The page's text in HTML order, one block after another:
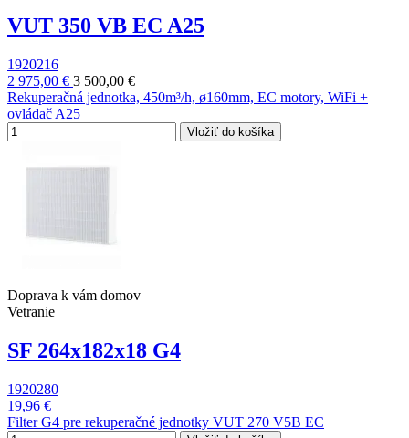
VUT 350 VB EC A25
1920216
2 975,00 € 3 500,00 €
Rekuperačná jednotka, 450m³/h, ø160mm, EC motory, WiFi +
ovládač A25
Vložiť do košíka
Doprava k vám domov
Vetranie
SF 264x182x18 G4
1920280
19,96 €
Filter G4 pre rekuperačné jednotky VUT 270 V5B EC